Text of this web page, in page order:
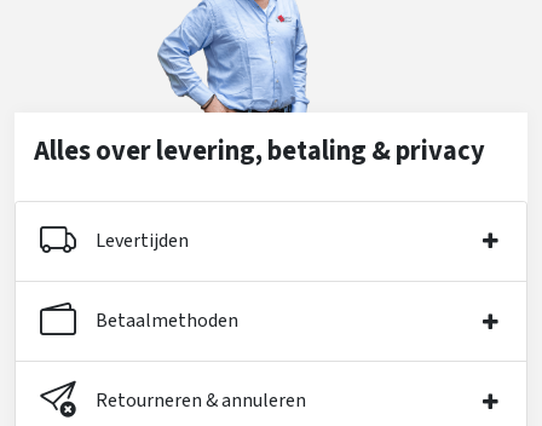
Alles over levering, betaling & privacy
Levertijden
Betaalmethoden
Retourneren & annuleren